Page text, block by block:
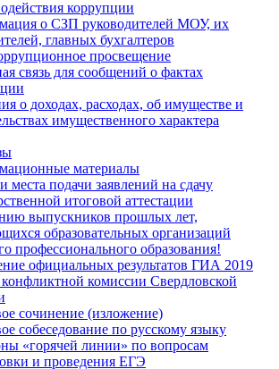
коррупции
о СЗП руководителей МОУ, их
главных бухгалтеров
просвещение
связь для сообщений о фактах
о доходах, расходах, об имуществе и
имущественного характера
материалы
места подачи заявлений на сдачу
итоговой аттестации
выпускников прошлых лет,
образовательных организаций
профессионального образования!
официальных результатов ГИА 2019
конфликтной комиссии Свердловской
сочинение (изложение)
собеседование по русскому языку
«горячей линии» по вопросам
и проведения ЕГЭ